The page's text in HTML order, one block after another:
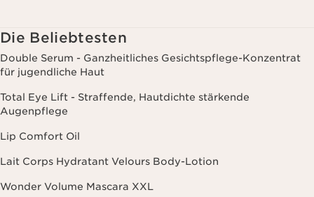
Die Beliebtesten
Double Serum - Ganzheitliches Gesichtspflege-Konzentrat
für jugendliche Haut
Total Eye Lift - Straffende, Hautdichte stärkende
Augenpflege
Lip Comfort Oil
Lait Corps Hydratant Velours Body-Lotion
Wonder Volume Mascara XXL